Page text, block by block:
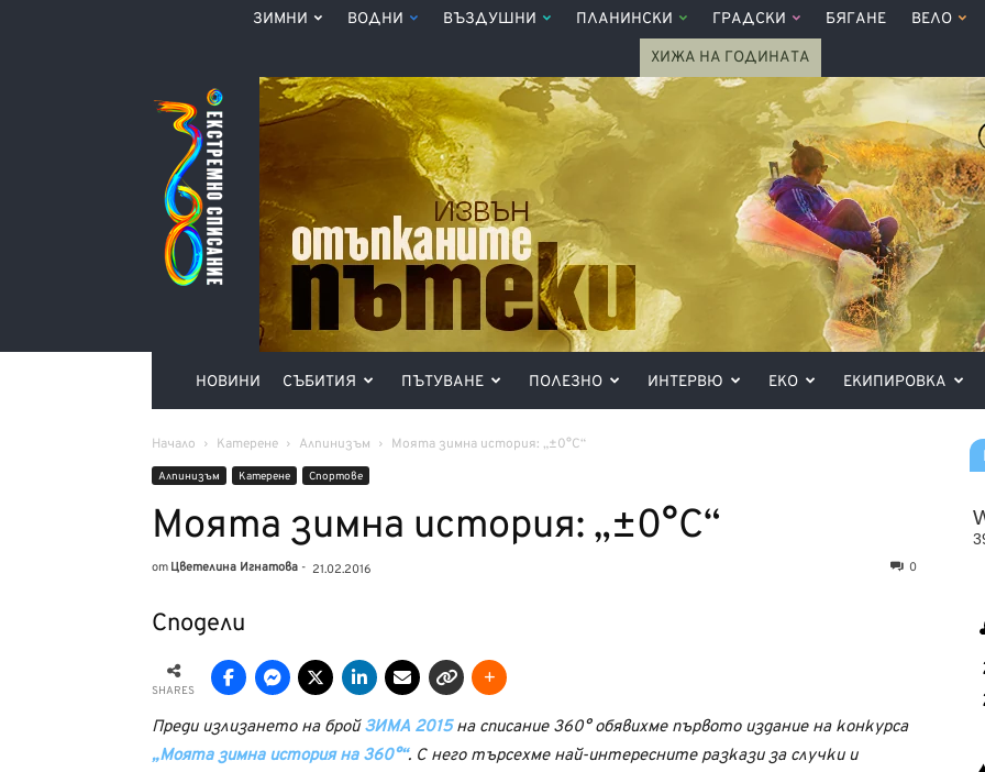
ЗИМНИ ВОДНИ ВЪЗДУШНИ ПЛАНИНСКИ ГРАДСКИ БЯГАНЕ ВЕЛО
ХИЖА НА ГОДИНАТА
Списание
360°
НОВИНИ СЪБИТИЯ ПЪТУВАНЕ ПОЛЕЗНО ИНТЕРВЮ ЕКО ЕКИПИРОВКА
Начало Катерене Алпинизъм Моята зимна история: „±0°С“
Алпинизъм Катерене Спортове
Моята зимна история: „±0°С“
от Цветелина Игнатова - 21.02.2016 0
Сподели
SHARES
Преди излизането на бройЗИМА 2015на списание 360° обявихме първото издание на конкурса
„Моята зимна история на 360°“. С него търсехме най-интересните разкази за случки и